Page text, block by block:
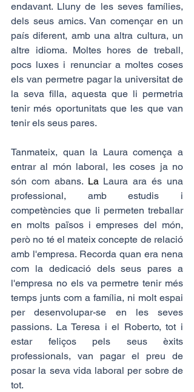
endavant. Lluny de les seves famílies,
dels seus amics. Van començar en un
país diferent, amb una altra cultura, un
altre idioma. Moltes hores de treball,
pocs luxes i renunciar a moltes coses
els van permetre pagar la universitat de
la seva filla, aquesta que li permetria
tenir més oportunitats que les que van
tenir els seus pares.
Tanmateix, quan la Laura comença a
entrar al món laboral, les coses ja no
són com abans. La Laura ara és una
professional, amb estudis i
competències que li permeten treballar
en molts països i empreses del món,
però no té el mateix concepte de relació
amb l'empresa. Recorda quan era nena
com la dedicació dels seus pares a
l'empresa no els va permetre tenir més
temps junts com a família, ni molt espai
per desenvolupar-se en les seves
passions. La Teresa i el Roberto, tot i
estar feliços pels seus èxits
professionals, van pagar el preu de
posar la seva vida laboral per sobre de
tot.